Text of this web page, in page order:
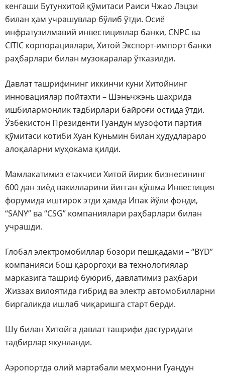
кенгаши Бутунхитой қўмитаси Раиси Чжао Лэцзи
билан ҳам учрашувлар бўлиб ўтди. Осиё
инфратузилмавий инвестициялар банки, CNPC ва
CITIC корпорациялари, Хитой Экспорт-импорт банки
раҳбарлари билан музокаралар ўтказилди.
Давлат ташрифининг иккинчи куни Хитойнинг
инновациялар пойтахти – Шэньчжэнь шаҳрида
ишбилармонлик тадбирлари байроғи остида ўтди.
Ўзбекистон Президенти Гуандун музофоти партия
қўмитаси котиби Хуан Куньмин билан ҳудудлараро
алоқаларни муҳокама қилди.
Мамлакатимиз етакчиси Хитой йирик бизнесининг
600 дан зиёд вакилларини йиғган қўшма Инвестиция
форумида иштирок этди ҳамда Ипак йўли фонди,
“SANY” ва “CSG” компаниялари раҳбарлари билан
учрашди.
Глобал электромобиллар бозори пешқадами – “BYD”
компанияси бош қароргоҳи ва технологиялар
марказига ташриф буюриб, давлатимиз раҳбари
Жиззах вилоятида гибрид ва электр автомобилларни
биргаликда ишлаб чиқаришга старт берди.
Шу билан Хитойга давлат ташрифи дастуридаги
тадбирлар якунланди.
Аэропортда олий мартабали меҳмонни Гуандун